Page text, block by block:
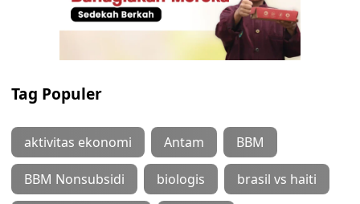
Tag Populer
aktivitas ekonomi Antam BBM
BBM Nonsubsidi biologis brasil vs haiti